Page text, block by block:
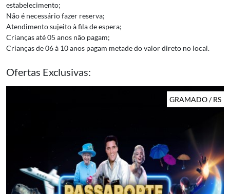
estabelecimento;
Não é necessário fazer reserva;
Atendimento sujeito à fila de espera;
Crianças até 05 anos não pagam;
Crianças de 06 à 10 anos pagam metade do valor direto no local.
Ofertas Exclusivas:
GRAMADO / RS